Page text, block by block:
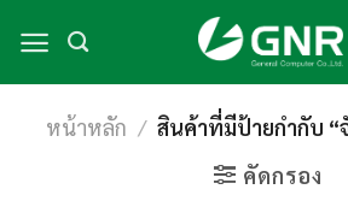
content
หน้าหลัก / สินค้าที่มีป้ายกำกับ “
คัดกรอง